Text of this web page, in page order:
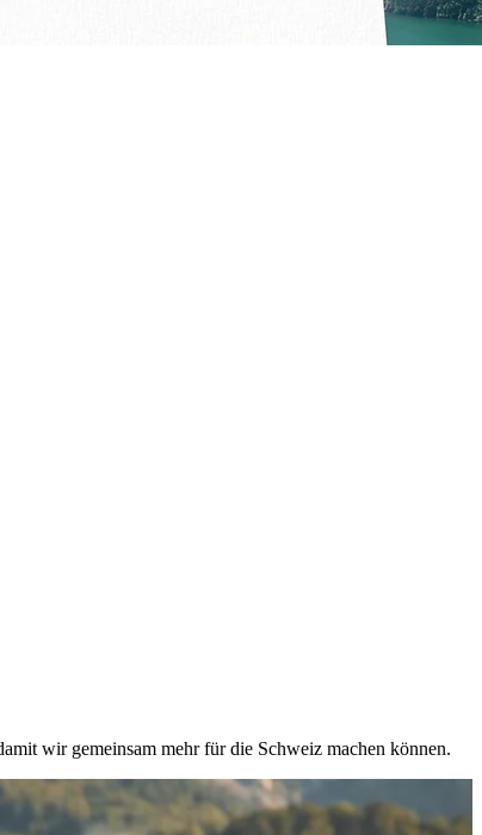
wir gemeinsam mehr für die Schweiz machen können.